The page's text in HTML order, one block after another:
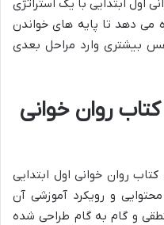
اول ابتدایی با یک استراتژی
می دهد تا پایه های خواندن
بیشتری وارد مراحل بعدی
روان خوانی
روان خوانی اول ابتدایی
و رویکرد آموزشی آن
و گام به گام طراحی شده